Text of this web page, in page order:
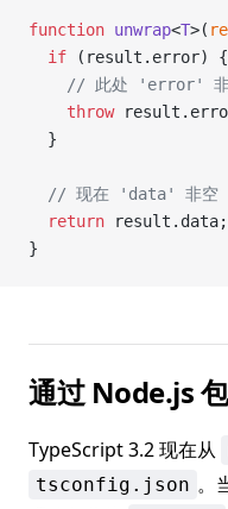
function unwrap<T>(
  if
(result.error) {
// 此处 'error'
    throw
  }
  // 现在 'data' 非空
  return
result.data;
}
通过 Node.js
TypeScript 3.2 现在从
tsconfig.json 。